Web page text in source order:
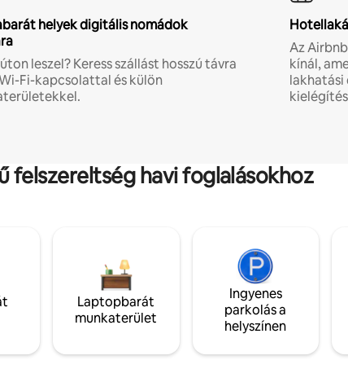
helyek digitális nomádok
leszel? Keress szállást hosszú távra
Fi-kapcsolattal és külön
Az
kínál,
lakhatási
felszereltség havi foglalásokhoz
Laptopbarát
munkaterület
Ingyenes
parkolás a
helyszínen